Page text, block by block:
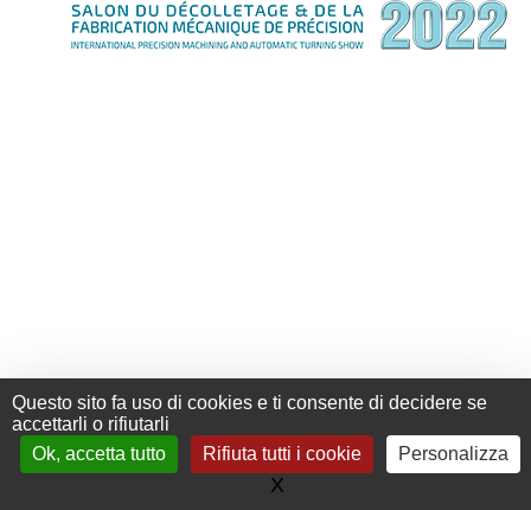
Questo sito fa uso di cookies e ti consente di decidere se
accettarli o rifiutarli
Ok, accetta tutto
Rifiuta tutti i cookie Personalizza
X
+33 (0) 476 411 481 Contact